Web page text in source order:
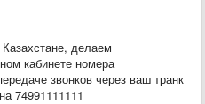
делаем
кабинете номера
звонков через ваш транк
74991111111